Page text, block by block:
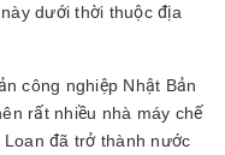
dưới thời thuộc địa
công nghiệp Nhật Bản
rất nhiều nhà máy chế
đã trở thành nước